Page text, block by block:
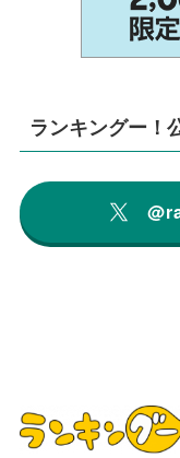
ランキングー！